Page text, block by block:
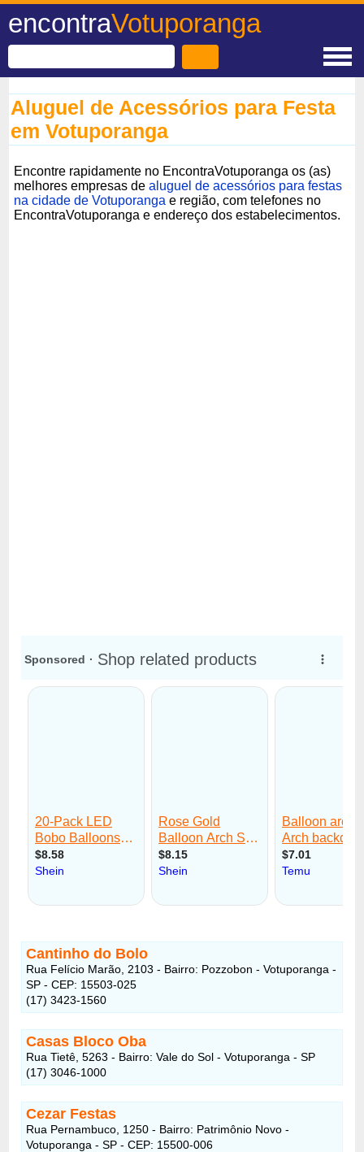
encontraVotuporanga
Aluguel de Acessórios para Festa
em Votuporanga
Encontre rapidamente no EncontraVotuporanga os (as)
melhores empresas dealuguel de acessórios para festas
na cidade de Votuporanga e região, com telefones no
EncontraVotuporanga e endereço dos estabelecimentos.
Cantinho do Bolo
Rua Felício Marão, 2103 - Bairro: Pozzobon - Votuporanga -
SP - CEP: 15503-025
(17) 3423-1560
Casas Bloco Oba
Rua Tietê, 5263 - Bairro: Vale do Sol - Votuporanga - SP
(17) 3046-1000
Cezar Festas
Rua Pernambuco, 1250 - Bairro: Patrimônio Novo -
Votuporanga - SP - CEP: 15500-006